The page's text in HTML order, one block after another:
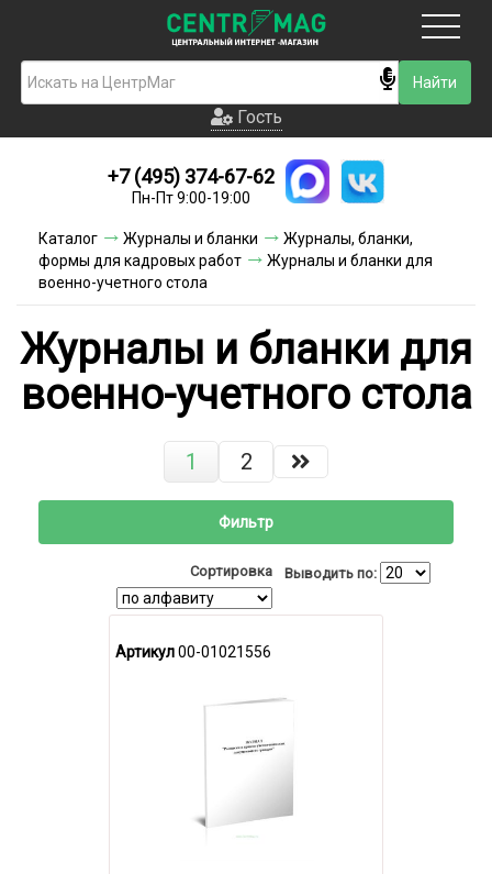
Гость
Новинки
Условия доставки
Условия оплаты
Контакты
Гость
+7 (495) 374-67-62
Пн-Пт 9:00-19:00
Каталог Журналы и бланки
Журналы, бланки,
формы для кадровых работ
Журналы и бланки для
военно-учетного стола
Журналы и бланки для
военно-учетного стола
1 2
Фильтр
Сортировка Выводить по:
Артикул00-01021556